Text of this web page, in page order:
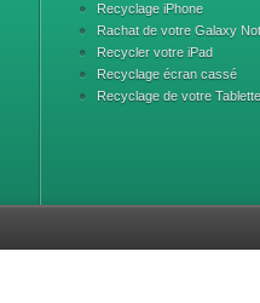
Recyclage iPhone
Rachat de votre Galaxy
Recycler votre iPad
Recyclage écran cassé
Recyclage de votre Tablette